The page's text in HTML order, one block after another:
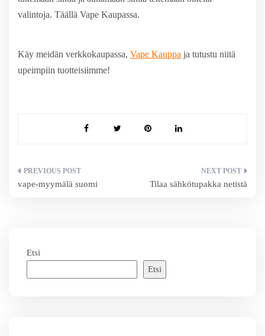
valintoja. Täällä Vape Kaupassa.
Käy meidän verkkokaupassa, Vape Kauppa ja tutustu niitä
upeimpiin tuotteisiimme!
Artikkelien
vape-myymälä suomi Tilaa sähkötupakka netistä
Etsi
Etsi